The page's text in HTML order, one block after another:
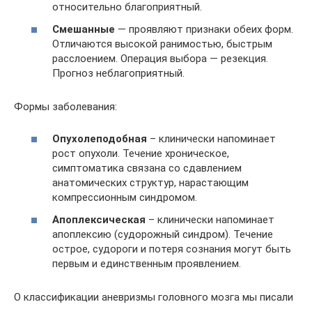
относительно благоприятный.
Смешанные — проявляют признаки обеих форм.
Отличаются высокой ранимостью, быстрым
расслоением. Операция выбора — резекция.
Прогноз неблагоприятный.
Формы заболевания:
Опухолеподобная – клинически напоминает
рост опухоли. Течение хроническое,
симптоматика связана со сдавлением
анатомических структур, нарастающим
компрессионным синдромом.
Апоплексическая – клинически напоминает
апоплексию (судорожный синдром). Течение
острое, судороги и потеря сознания могут быть
первым и единственным проявлением.
О классификации аневризмы головного мозга мы писали